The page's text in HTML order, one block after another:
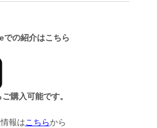
での紹介はこちら
購入可能です。
報はこちらから